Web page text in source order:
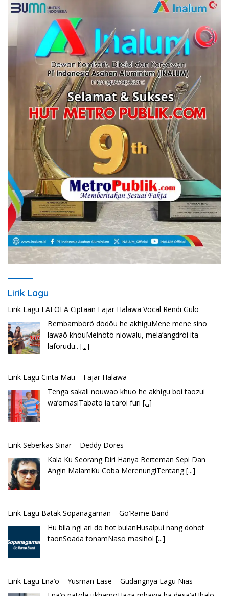
Lirik Lagu
Lirik Lagu Cinta Mati – Fajar Halawa
Tenga sakali nouwao khuo he akhigu boi taozui
wa’omasiTabato ia taroi furi[...]
Lirik Seberkas Sinar – Deddy Dores
Kala Ku Seorang Diri Hanya Berteman Sepi Dan
Angin MalamKu Coba MerenungiTentang
Lirik Lagu Batak Sopanagaman – Go’Rame Band
Hu bila ngi ari do hot bulanHusalpui nang dohot
taonSoada tonamNaso masihol[...]
Lirik Lagu Ena’o – Yusman Lase – Gudangnya Lagu Nias
Ena’o natola ukhamoHaga mbawa ba desa’aUhalo
ube’e khomoUohe ia ube bangaimo Ena’o
Lirik Lagu FAFOFA Ciptaan Fajar Halawa Vocal Rendi Gulo